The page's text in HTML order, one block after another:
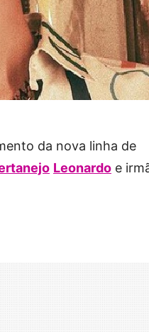
da nova linha de
Leonardo e